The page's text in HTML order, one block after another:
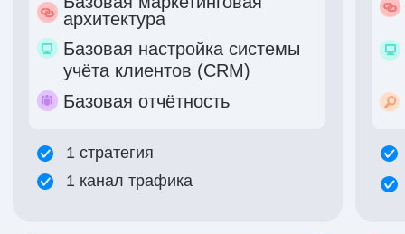
команды. Мы свяжемся с вами,
ответим на вопросы и предложим
подходящее решение
Ваше имя
Ваш номер телефона